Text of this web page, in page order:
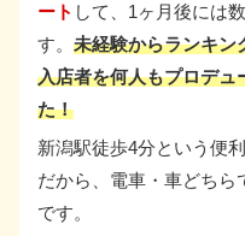
ート して、1ヶ月後には
す。 未経験からランキン
入店者を何人もプロデュ
た！
新潟駅徒歩4分という便
だから、電車・車どちら
です。